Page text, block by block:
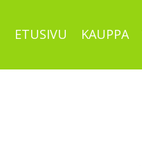
ETUSIVU KAUPPA